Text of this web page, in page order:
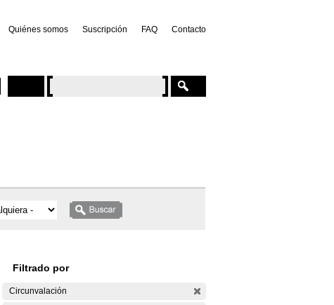
Quiénes somos Suscripción FAQ Contacto
Filtrado por
Circunvalación